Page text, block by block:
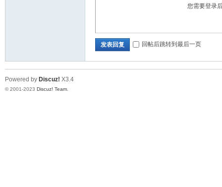
您需要登录
发表回复 回帖后跳转到最后一页
Powered by Discuz! X3.4
© 2001-2023 Discuz! Team